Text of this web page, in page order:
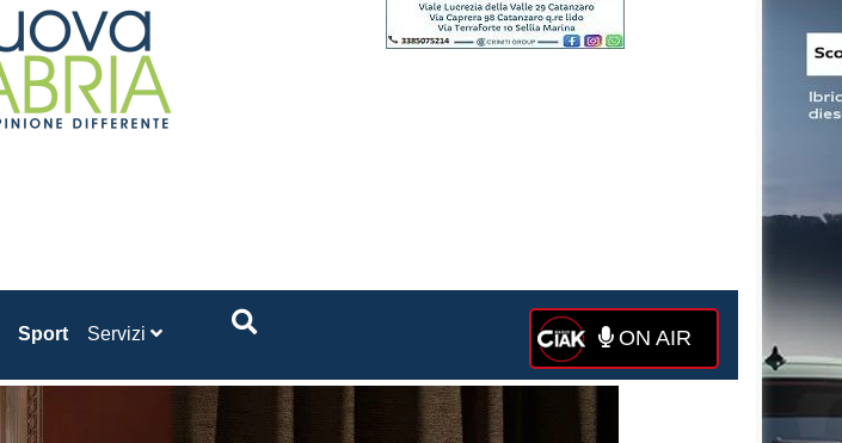
Sport Servizi ON AIR